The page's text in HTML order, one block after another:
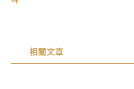
相關文章